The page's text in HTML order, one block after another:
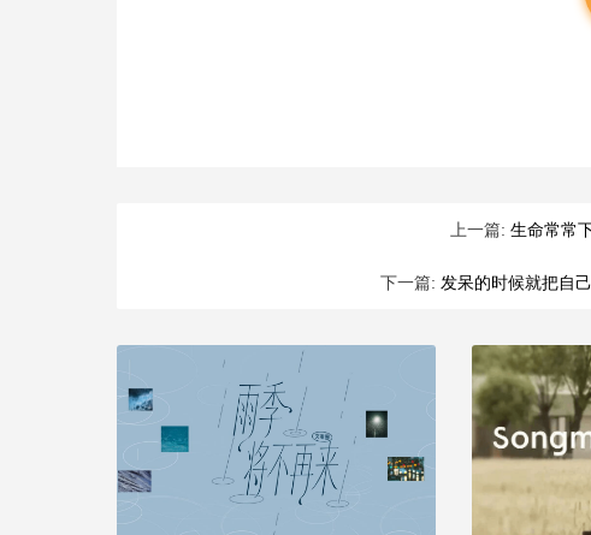
上一篇: 生命常常
下一篇: 发呆的时候就把自